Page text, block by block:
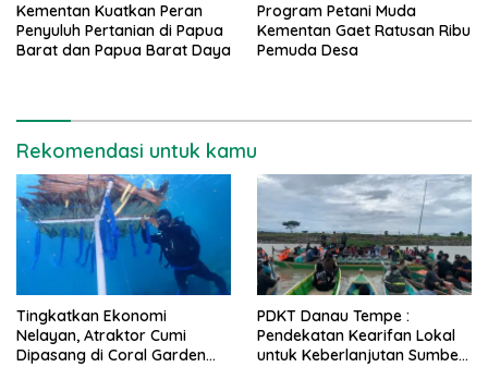
Kementan Kuatkan Peran
Penyuluh Pertanian di Papua
Barat dan Papua Barat Daya
Program Petani Muda
Kementan Gaet Ratusan Ribu
Pemuda Desa
Rekomendasi untuk kamu
Tingkatkan Ekonomi
Nelayan, Atraktor Cumi
Dipasang di Coral Garden
PDKT Danau Tempe :
Pendekatan Kearifan Lokal
untuk Keberlanjutan Sumber